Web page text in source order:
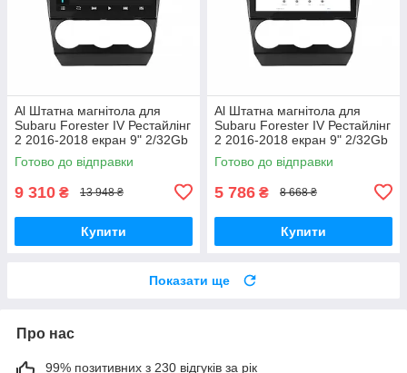
Al Штатна магнітола для
Subaru Forester IV Рестайлінг
2 2016-2018 екран 9" 2/32Gb
4G Wi-Fi GPS Top Android
Готово до відправки
9 310 ₴ 13 948 ₴
Купити
Al Штатна магнітола для
Subaru Forester IV Рестайлінг
2 2016-2018 екран 9" 2/32Gb
Wi-Fi GPS Base Android
Готово до відправки
5 786 ₴ 8 668 ₴
Купити
Показати ще
Про нас
99% позитивних з 230 відгуків за рік